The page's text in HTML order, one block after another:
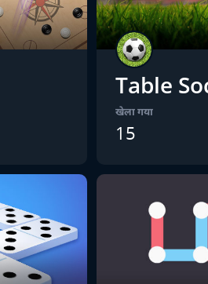
Table
खेला गया
15